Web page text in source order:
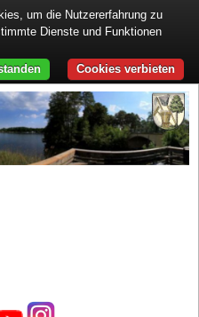
um die Nutzererfahrung zu
Dienste und Funktionen
Cookies verbieten